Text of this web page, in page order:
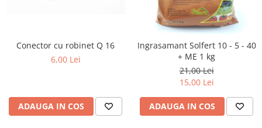
Conector cu robinet Q 16
6,00 Lei
ADAUGA IN COS
Ingrasamant Solfert 10 - 5 - 40
+ ME 1 kg
21,00 Lei
15,00 Lei
ADAUGA IN COS